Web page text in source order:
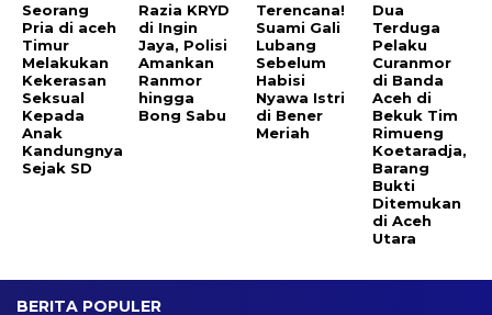
Seorang
Pria di aceh
Timur
Melakukan
Kekerasan
Seksual
Kepada
Anak
Kandungnya
Sejak SD
Razia KRYD
di Ingin
Jaya, Polisi
Amankan
Ranmor
hingga
Bong Sabu
Terencana!
Suami Gali
Lubang
Sebelum
Habisi
Nyawa Istri
di Bener
Meriah
Dua
Terduga
Pelaku
Curanmor
di Banda
Aceh di
Bekuk Tim
Rimueng
Koetaradja,
Barang
Bukti
Ditemukan
di Aceh
Utara
BERITA POPULER